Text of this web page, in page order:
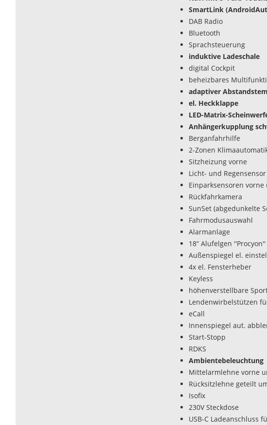
SmartLink
DAB Radio
Bluetooth
Sprachsteuerung
induktive Ladeschale
digital Cockpit
beheizbares
adaptiver
el. Heckklappe
LED-Matrix-
Anhängerkupplung
Berganfahrhilfe
2-Zonen
Sitzheizung vorne
Licht- und Regensensor
Einparksensoren
Rückfahrkamera
SunSet (abgedunkelte
Fahrmodusauswahl
Alarmanlage
18“ Alufelgen ''Procyon''
Außenspiegel el.
4x el. Fensterheber
Keyless
höhenverstellbare
Lendenwirbelstützen
eCall
Innenspiegel aut.
Start-Stopp
RDKS
Ambientebeleuchtung
Mittelarmlehne vorne
Rücksitzlehne geteilt
Isofix
230V Steckdose
USB-C Ladeanschluss